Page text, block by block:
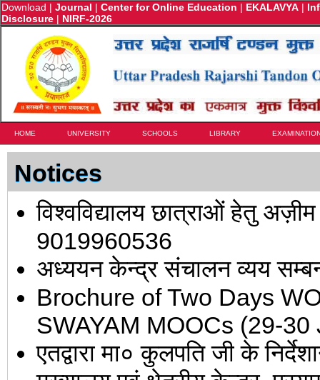
Download | Journal | Center for Online Education | EKALAVYA |
Disclosure | NIRF-2026
HOME UNIVERSITY SCHOOLS LIBRARY
Notices
विश्वविद्यालय छात्राओं हेतु
9019960536
अध्ययन केन्द्र संचालन व्यय
Brochure of Two Days
SWAYAM MOOCs (29-30
एतद्वारा मा० कुलपति जी के